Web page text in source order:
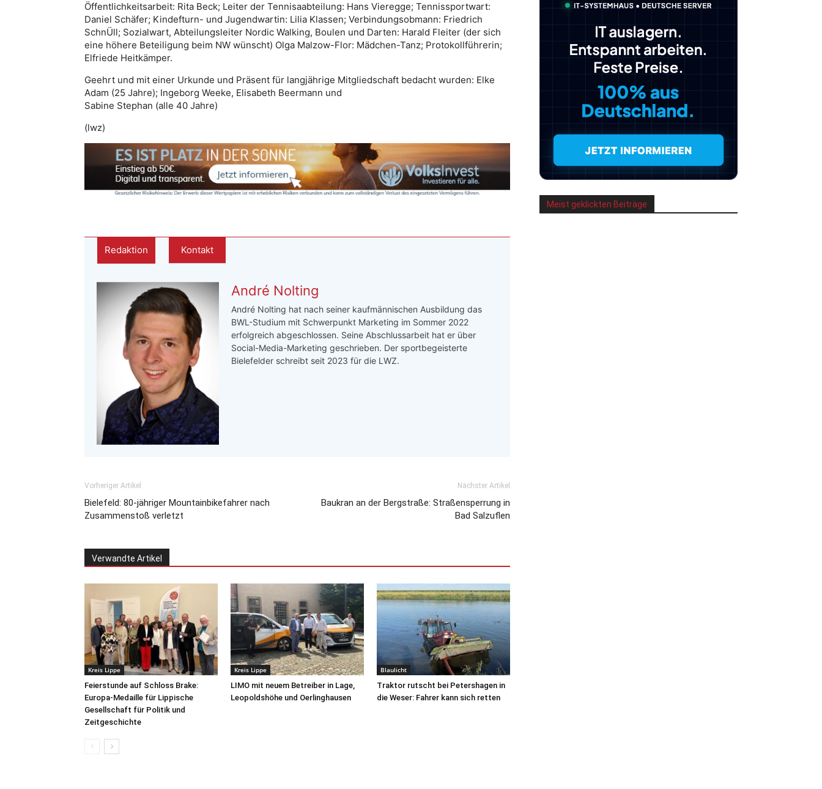
Öffentlichkeitsarbeit: Rita Beck; Leiter der Tennisaabteilung: Hans Vieregge; Tennissportwart:
Daniel Schäfer; Kindefturn- und Jugendwartin: Lilia Klassen; Verbindungsobmann: Friedrich
SchnÜll; Sozialwart, Abteilungsleiter Nordic Walking, Boulen und Darten: Harald Fleiter (der sich
eine höhere Beteiligung beim NW wünscht) Olga Malzow-Flor: Mädchen-Tanz; Protokollführerin;
Elfriede Heitkämper.
Geehrt und mit einer Urkunde und Präsent für langjährige Mitgliedschaft bedacht wurden: Elke
Adam (25 Jahre); Ingeborg Weeke, Elisabeth Beermann und
Sabine Stephan (alle 40 Jahre)
(lwz)
Redaktion Kontakt
André Nolting
André Nolting hat nach seiner kaufmännischen Ausbildung das
BWL-Studium mit Schwerpunkt Marketing im Sommer 2022
erfolgreich abgeschlossen. Seine Abschlussarbeit hat er über
Social-Media-Marketing geschrieben. Der sportbegeisterte
Bielefelder schreibt seit 2023 für die LWZ.
Vorheriger Artikel
Bielefeld: 80-jähriger Mountainbikefahrer nach
Zusammenstoß verletzt
Nächster Artikel
Baukran an der Bergstraße: Straßensperrung in
Bad Salzuflen
Verwandte Artikel
Kreis Lippe
Feierstunde auf Schloss Brake:
Europa-Medaille für Lippische
Gesellschaft für Politik und
Zeitgeschichte
Kreis Lippe
LIMO mit neuem Betreiber in Lage,
Leopoldshöhe und Oerlinghausen
Blaulicht
Traktor rutscht bei Petershagen in
die Weser: Fahrer kann sich retten
Meist geklickten Beiträge